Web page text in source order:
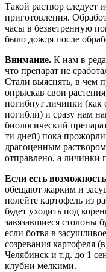
Такой раствор следует
приготовления.
часы в безветренную
было дождя после
Внимание. К нам в
что препарат не
Стали выяснять, в чем
опрыскав свои
погибнут личинки (как
погибли) и сразу нам
биологический
ти дней) пока
драгоценным
отправлено, а личинки
Если есть
обещают жарким и
полейте картофель из
будет уходить под
завязавшиеся столоны
если ботва в
созревания картофеля
Челябинск и т.д. до 1
клубни мелкими.